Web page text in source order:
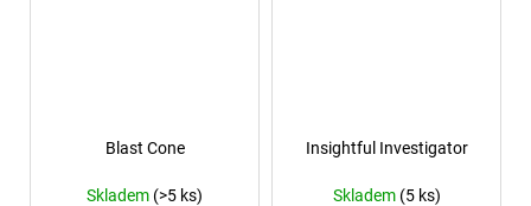
Blast Cone
Skladem (>5 ks)
Insightful Investigator
Skladem (5 ks)